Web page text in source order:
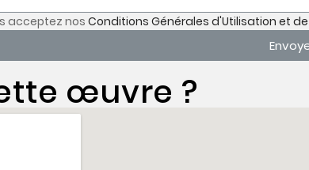
acceptez nos Conditions Générales d'Utilisation et
œuvre ?